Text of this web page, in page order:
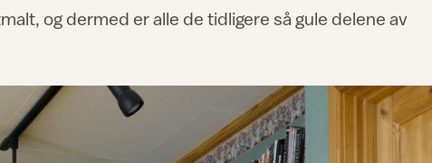
og dermed er alle de tidligere så gule delene av